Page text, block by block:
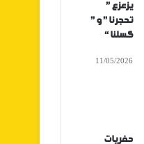
يزعزع ”
تحجرنا ” و ”
كسلنا “
11/05/2026
حفريات